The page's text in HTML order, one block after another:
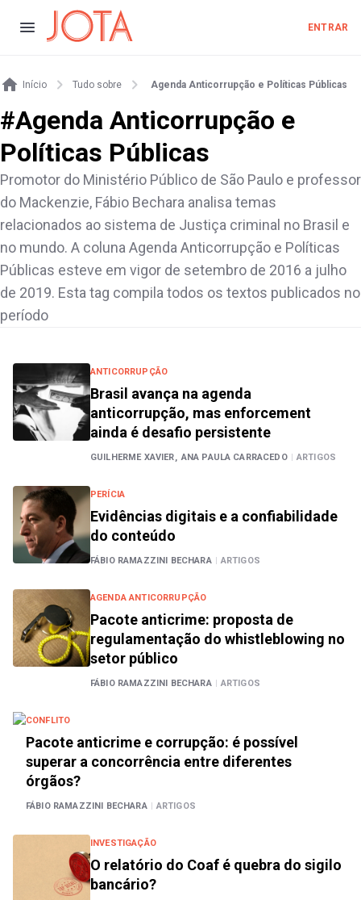
ENTRAR
Início Tudo sobre Agenda Anticorrupção e Políticas Públicas
#Agenda Anticorrupção e
Políticas Públicas
Promotor do Ministério Público de São Paulo e professor
do Mackenzie, Fábio Bechara analisa temas
relacionados ao sistema de Justiça criminal no Brasil e
no mundo. A coluna Agenda Anticorrupção e Políticas
Públicas esteve em vigor de setembro de 2016 a julho
de 2019. Esta tag compila todos os textos publicados no
período
ANTICORRUPÇÃO
Brasil avança na agenda
anticorrupção, mas enforcement
ainda é desafio persistente
GUILHERME XAVIER, ANA PAULA CARRACEDO | ARTIGOS
PERÍCIA
Evidências digitais e a confiabilidade
do conteúdo
FÁBIO RAMAZZINI BECHARA | ARTIGOS
AGENDA ANTICORRUPÇÃO
Pacote anticrime: proposta de
regulamentação do whistleblowing no
setor público
FÁBIO RAMAZZINI BECHARA | ARTIGOS
CONFLITO
Pacote anticrime e corrupção: é possível
superar a concorrência entre diferentes
órgãos?
FÁBIO RAMAZZINI BECHARA | ARTIGOS
INVESTIGAÇÃO
O relatório do Coaf é quebra do sigilo
bancário?